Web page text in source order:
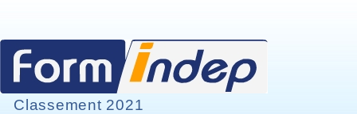
Classement 2021